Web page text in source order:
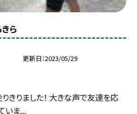
ら
更新日 2023/05/29
きりました！ 大きな声で友達を応
いま...